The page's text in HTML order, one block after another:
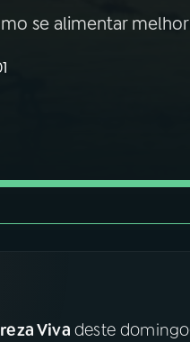
se alimentar
Vivadeste